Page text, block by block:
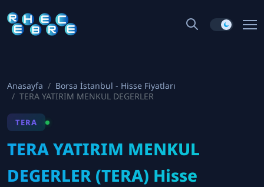
Anasayfa
Borsa İstanbul - Hisse Fiyatları
TERA YATIRIM MENKUL DEGERLER
TERA
TERA YATIRIM MENKUL
DEGERLER (TERA) Hisse